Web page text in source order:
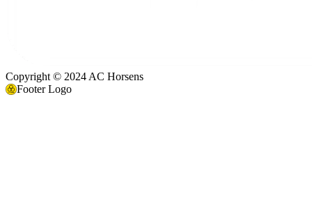
Copyright © 2024 AC Horsens
Footer Logo